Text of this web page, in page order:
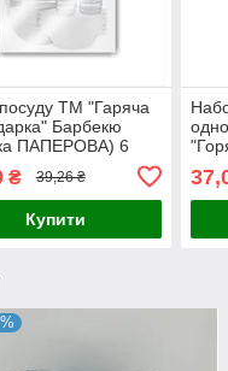
ТМ "Гаряча
Барбекю
ПАПЕРОВА) 6
₴ 39,26 ₴
Купити